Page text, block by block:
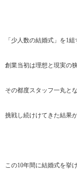
「少人数の結婚式」を1
創業当初は理想と現実の
その都度スタッフ一丸と
挑戦し続けけてきた結果
この10年間に結婚式を挙